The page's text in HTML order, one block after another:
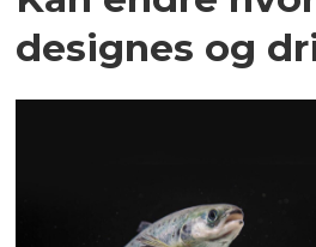
designes og